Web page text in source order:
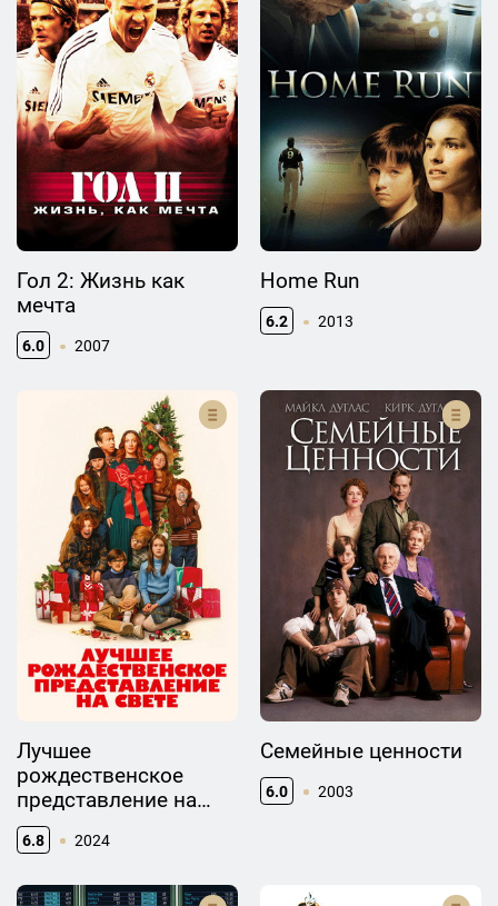
Гол 2: Жизнь как
мечта
6.0 2007
Home Run
6.2 2013
Лучшее
рождественское
представление на
свете
6.8 2024
Семейные ценности
6.0 2003